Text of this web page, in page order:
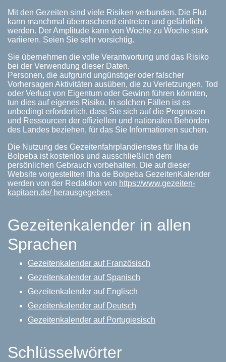
Mit den Gezeiten sind viele Risiken verbunden. Die Flut
kann manchmal überraschend eintreten und gefährlich
werden. Der Amplitude kann von Woche zu Woche stark
variieren. Seien Sie sehr vorsichtig.
Sie übernehmen die volle Verantwortung und das Risiko
bei der Verwendung dieser Daten.
Personen, die aufgrund ungünstiger oder falscher
Vorhersagen Aktivitäten ausüben, die zu Verletzungen, Tod
oder Verlust von Eigentum oder Gewinn führen könnten,
tun dies auf eigenes Risiko. In solchen Fällen ist es
unbedingt erforderlich, dass Sie sich auf die Prognosen
und Ressourcen der offiziellen und nationalen Behörden
des Landes beziehen, für das Sie Informationen suchen.
Die Nutzung des Gezeitenfahrplandienstes für Ilha de
Bolpeba ist kostenlos und ausschließlich dem
persönlichen Gebrauch vorbehalten. Die auf dieser
Website vorgestellten Ilha de Bolpeba GezeitenKalender
werden von der Redaktion von https://www.gezeiten-
kapitaen.de/ herausgegeben.
Gezeitenkalender in allen
Sprachen
Gezeitenkalender auf Französisch
Gezeitenkalender auf Spanisch
Gezeitenkalender auf Englisch
Gezeitenkalender auf Deutsch
Gezeitenkalender auf Portugiesisch
Schlüsselwörter